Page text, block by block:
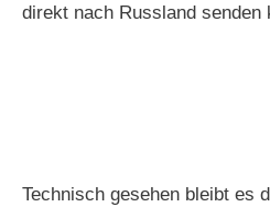
direkt nach Russland senden
Technisch gesehen bleibt es